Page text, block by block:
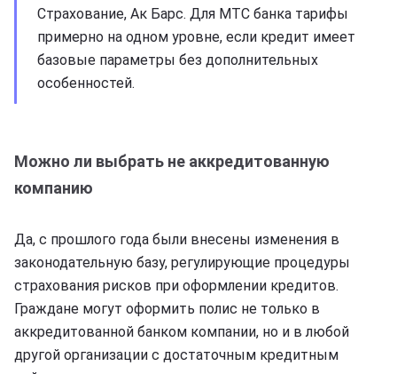
Страхование, Ак Барс. Для МТС банка тарифы
примерно на одном уровне, если кредит имеет
базовые параметры без дополнительных
особенностей.
Можно ли выбрать не аккредитованную
компанию
Да, с прошлого года были внесены изменения в
законодательную базу, регулирующие процедуры
страхования рисков при оформлении кредитов.
Граждане могут оформить полис не только в
аккредитованной банком компании, но и в любой
другой организации с достаточным кредитным